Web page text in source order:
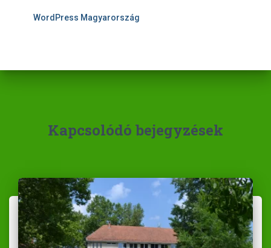
WordPress Magyarország
Kapcsolódó bejegyzések